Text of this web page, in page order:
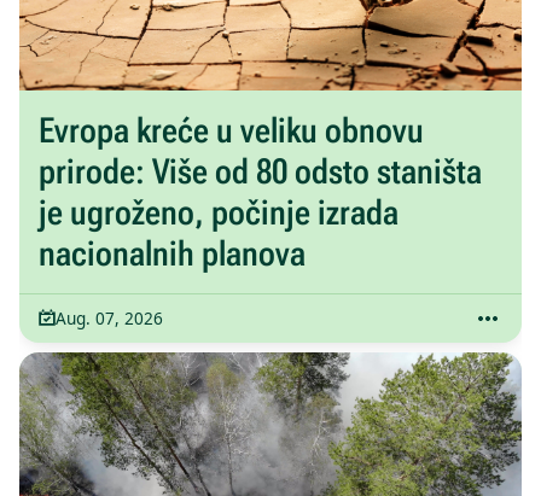
Evropa kreće u veliku obnovu
prirode: Više od 80 odsto staništa
je ugroženo, počinje izrada
nacionalnih planova
Aug. 07, 2026